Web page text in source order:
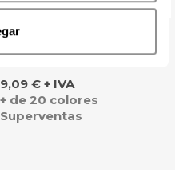
Polo De Hombre Star -
Roly
Precio
9,09 € + IVA
+ de 20 colores
Superventas